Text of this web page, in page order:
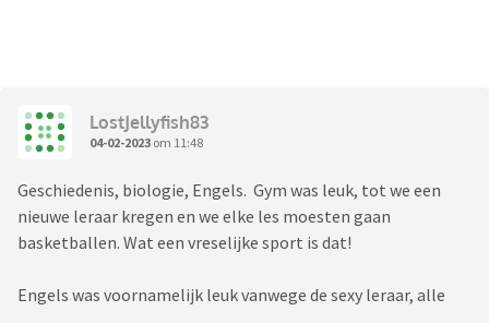
LostJellyfish83
04-02-2023 om 11:48
Geschiedenis, biologie, Engels. Gym was leuk, tot we een
nieuwe leraar kregen en we elke les moesten gaan
basketballen. Wat een vreselijke sport is dat!
Engels was voornamelijk leuk vanwege de sexy leraar, alle